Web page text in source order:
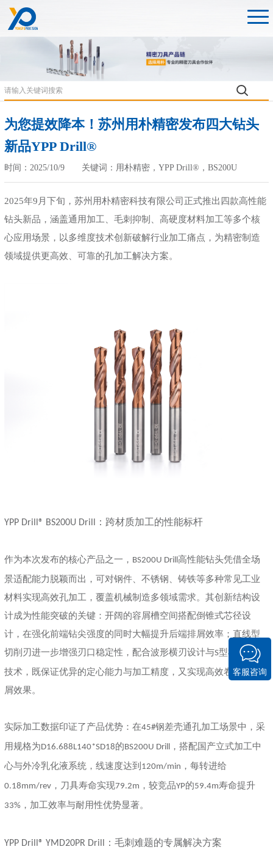
为您提效降本！苏州用朴精密发布四大钻头
新品YPP Drill®
时间：2025/10/9 关键词：用朴精密，YPP Drill®，BS200U
2025年9 月下旬，苏州用朴精密科技有限公司正式推出四款高性能
钻头新品，涵盖通用加工、毛刺抑制、高硬度材料加工等多个核
心应用场景，以多维度技术创新破解行业加工痛点，为精密制造
领域提供更高效、可靠的孔加工解决方案。
YPP Drill® BS200U Drill ：跨材质加工的性能标杆
作为本次发布的核心产品之一， BS200U Drill 高性能钻头凭借全场
景适配能力脱颖而出，可对钢件、不锈钢、铸铁等多种常见工业
材料实现高效孔加工，覆盖机械制造多领域需求。其创新结构设
计成为性能突破的关键：开阔的容屑槽空间搭配倒锥式芯径设
计，在强化前端钻尖强度的同时大幅提升后端排屑效率；直线型
切削刃进一步增强刃口稳定性，配合波形横刃设计与S型横刃修正
技术，既保证优异的定心能力与加工精度，又实现高效卷屑与断
屑效果。
实际加工数据印证了产品优势：在45#钢差壳通孔加工场景中，采
用规格为 D16.688L140*SD18的 BS200U Drill
，搭配国产立式加工中
心与外冷乳化液系统，线速度达到 120m/min ，每转进给
0.18mm/rev ，刀具寿命实现79.2m ，较竞品YP的59.4m寿命提升
33% ，加工效率与耐用性优势显著。
YPP Drill® YMD20PR Drill ：毛刺难题的专属解决方案
客服咨询